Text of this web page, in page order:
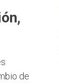
de